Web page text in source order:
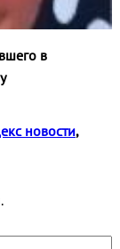
в
новости,